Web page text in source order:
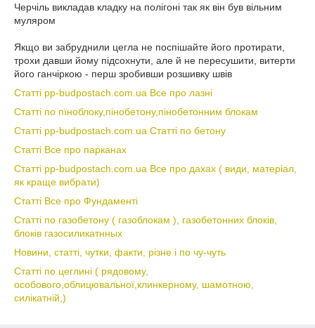
Черчіль викладав кладку на полігоні так як він був вільним
муляром
Якщо ви забруднили цегла не поспішайте його протирати,
трохи давши йому підсохнути, але й не пересушити, витерти
його ганчіркою - перш зробивши розшивку швів
Статті pp-budpostach.com.ua Все про лазні
Статті по пїноблоку,пінобетону,пінобетонним блокам
Статті pp-budpostach.com.ua Статті по бетону
Статті Все про парканах
Статті pp-budpostach.com.ua Все про дахах ( види, матеріал,
як краще вибрати)
Статті Все про Фундаменті
Статті по газобетону ( газоблокам ), газобетонних блоків,
блоків газосиликатнных
Новини, статті, чутки, факти, різне і по чу-чуть
Статті по цеглині ( рядовому,
особового,облицювальної,клинкерному, шамотною,
силікатній,)